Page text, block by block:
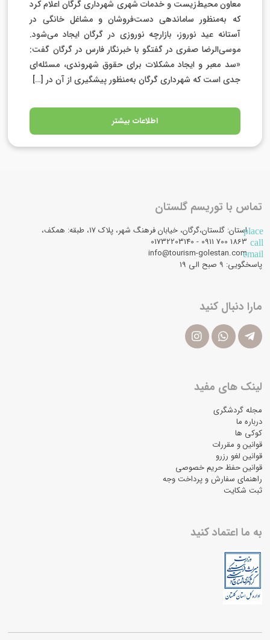
معاون محیط‌زیست و خدمات شهری شهرداری گرگان اعلام کرد
که به‌منظور ساماندهی دست‌فروشان و مشاغل خانگی در
آستانه عید نوروز، بازارچه نوروزی در گرگان ایجاد می‌شود.
موسی‌الرضا صفری در گفتگو با خبرنگار فارس در گرگان گفت:
«سد معبر و ایجاد مشکلات برای حقوق شهروندی، مسئله‌ای
جدی است که شهرداری گرگان به‌منظور پیشگیری از آن در […]
اطلاعات بیشتر
تماس با توریسم گلستان
placeاستان: گلستان،گرگان، خیابان فرهنگ شهر، پلاک 17، طبقه: همکف،
call
email
info@tourism-golestan.com
پاسخگویی: ۹ صبح الی 19
مارا دنبال کنید
لینک های مفید
مجله گردشگری
درباره ما
کوکی ها
قوانین و مقررات
قوانین لغو رزرو
قوانین حفظ حریم خصوصی
راهنمای سفارش و پرداخت وجه
ثبت شکایت
به ما اعتماد کنید